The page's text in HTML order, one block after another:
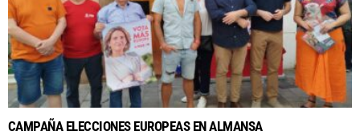
CAMPAÑA ELECCIONES EUROPEAS EN ALMANSA